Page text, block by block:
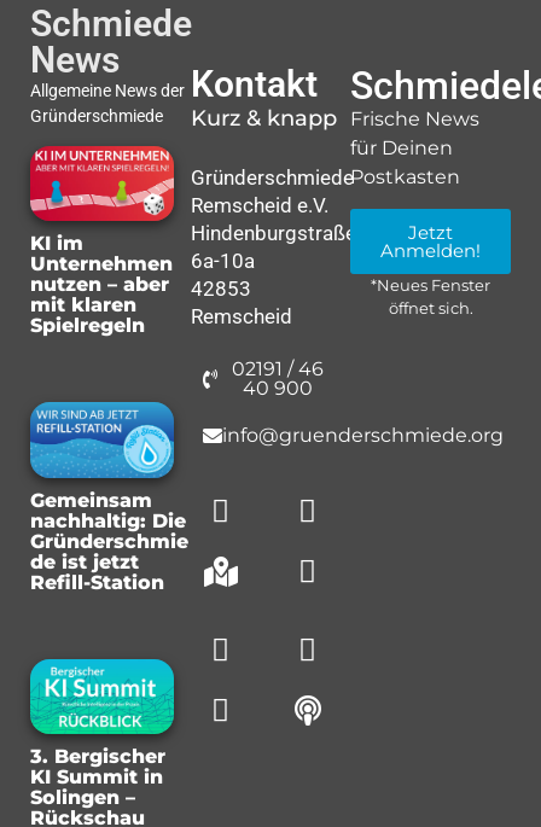
Schmiede
News
Allgemeine News der
Gründerschmiede
KI im
Unternehmen
nutzen – aber
mit klaren
Spielregeln
Gemeinsam
nachhaltig: Die
Gründerschmie
de ist jetzt
Refill-Station
3. Bergischer
KI Summit in
Solingen –
Rückschau
Kontakt
Kurz & knapp
Gründerschmiede
Remscheid e.V.
Hindenburgstraße
6a-10a
42853
Remscheid
02191 / 46
40 900
info@gruenderschmiede.org
Frische News
für Deinen
Postkasten
Jetzt
Anmelden!
*Neues Fenster
öffnet sich.